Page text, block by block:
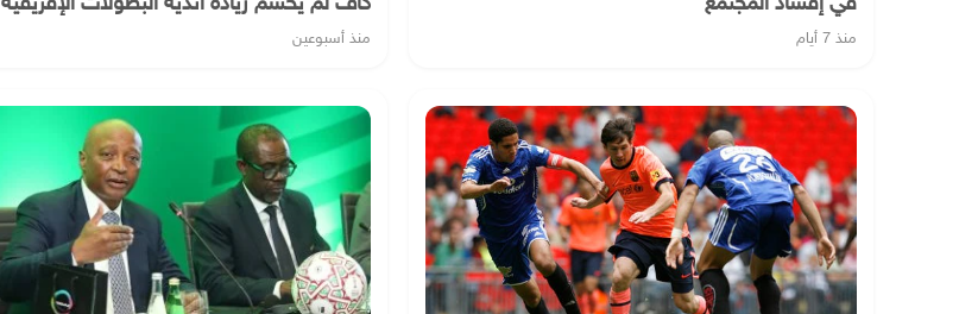
منذ 7 أيام منذ أسبوعين